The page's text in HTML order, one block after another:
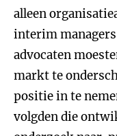
alleen
interim
advocaten
markt te
positie in te
volgden die